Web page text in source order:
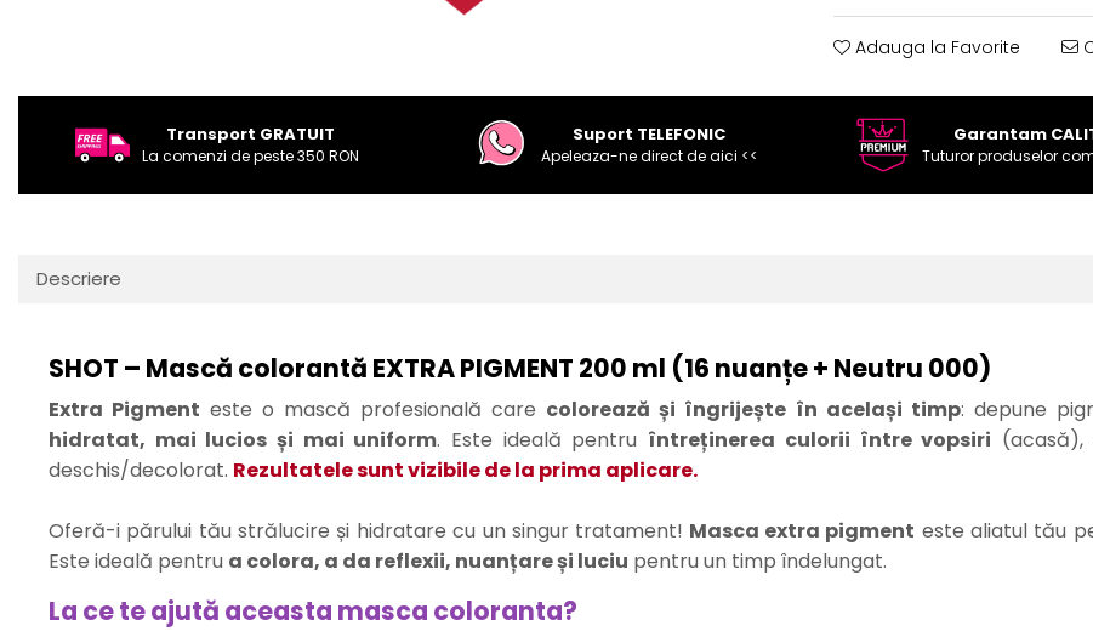
Adauga la Favorite
Transport GRATUIT
La comenzi de peste 350 RON
Suport TELEFONIC
Apeleaza-ne direct de aici <<
Garantam
Tuturor produselor
Descriere
SHOT – Mască colorantă EXTRA PIGMENT 200 ml (16 nuanțe + Neutru 000)
Extra Pigment este o mască profesională care colorează și îngrijește în același timp: depune
hidratat, mai lucios și mai uniform. Este ideală pentru întreținerea culorii între vopsiri
deschis/decolorat. Rezultatele sunt vizibile de la prima aplicare.
Oferă-i părului tău strălucire și hidratare cu un singur tratament! Masca extra pigment este aliatul tău
Este ideală pentru a colora, a da reflexii, nuanțare și luciu pentru un timp îndelungat.
La ce te ajută aceasta masca coloranta?